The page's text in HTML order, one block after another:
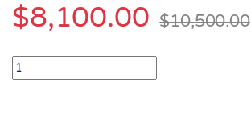
$8,100.00 $10,500.00
Tomate Uvalina granel x 500gr quantity